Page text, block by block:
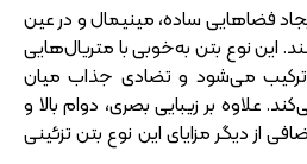
فضاهایی ساده، مینیمال و در عین
این نوع بتن به‌خوبی با متریال‌هایی
می‌شود و تضادی جذاب میان
علاوه بر زیبایی بصری، دوام بالا و
از دیگر مزایای این نوع بتن تزئینی